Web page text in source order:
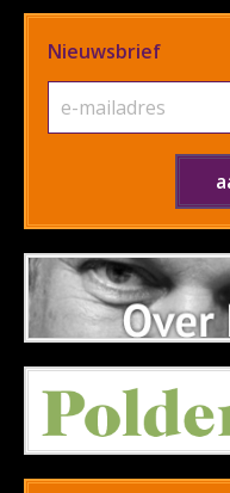
Nieuwsbrief